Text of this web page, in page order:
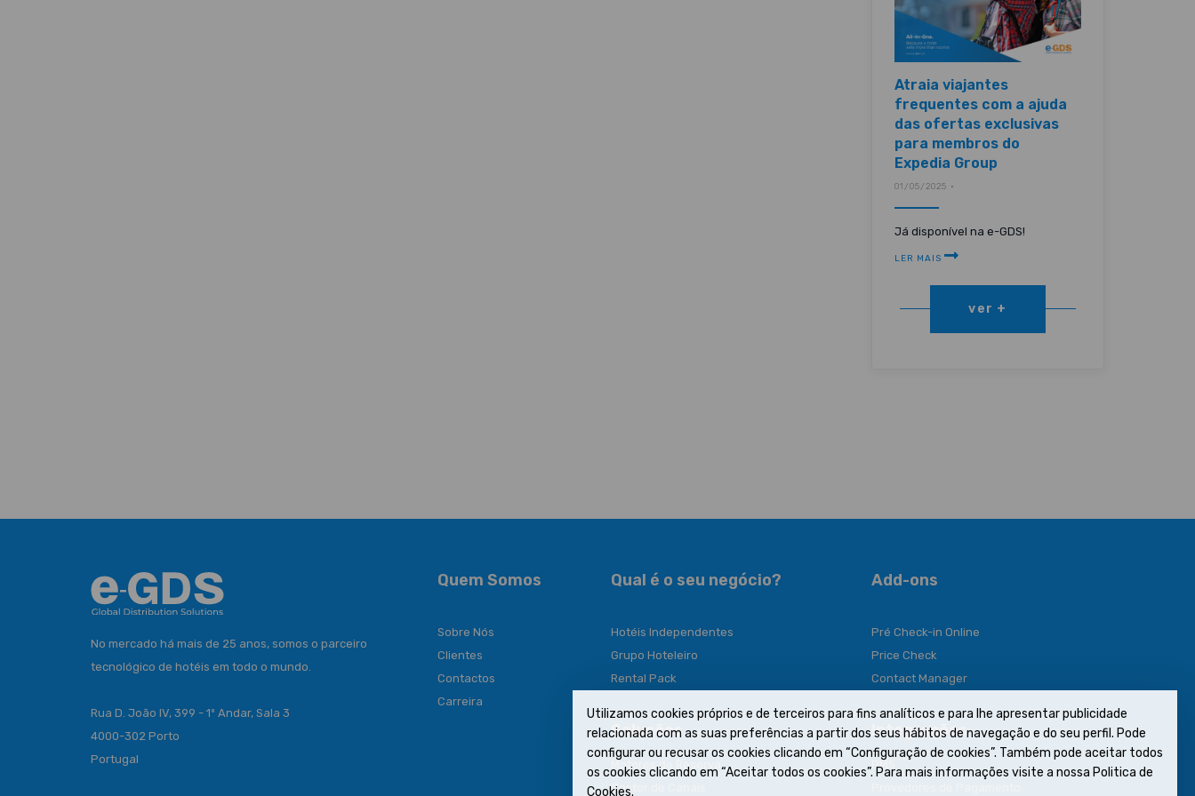
Atraia viajantes
frequentes com a ajuda
das ofertas exclusivas
para membros do
Expedia Group
01/05/2025 •
Já disponível na e-GDS!
LER MAIS
ver +
No mercado há mais de 25 anos, somos o parceiro
tecnológico de hotéis em todo o mundo.
Rua D. João IV, 399 - 1º Andar, Sala 3
4000-302 Porto
Portugal
Quem Somos
Sobre Nós
Clientes
Contactos
Carreira
Qual é o seu negócio?
Hotéis Independentes
Grupo Hoteleiro
Rental Pack
Soluções
Motores de Reserva
Gestor de Canais
Add-ons
Pré Check-in Online
Price Check
Contact Manager
Integrações
PMS
Utilizamos cookies próprios e de terceiros para fins analíticos e para lhe apresentar publicidade
relacionada com as suas preferências a partir dos seus hábitos de navegação e do seu perfil. Pode
configurar ou recusar os cookies clicando em “Configuração de cookies”. Também pode aceitar todos
os cookies clicando em “Aceitar todos os cookies”. Para mais informações visite a nossa Politica de
Cookies.